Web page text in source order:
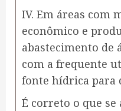
IV. Em áreas com
econômico e
abastecimento de
com a frequente
fonte hídrica para
É correto o que se